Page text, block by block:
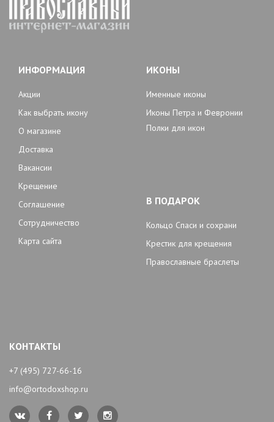
ИНФОРМАЦИЯ
Акции
Как выбрать икону
О магазине
Доставка
Вакансии
Крещение
Соглашение
Сотрудничество
Карта сайта
ИКОНЫ
Именные иконы
Иконы Петра и Февронии
Полки для икон
В ПОДАРОК
Кольцо Спаси и сохрани
Крестик для крещения
Православные браслеты
КОНТАКТЫ
+7 (495) 727-66-16
info@ortodoxshop.ru